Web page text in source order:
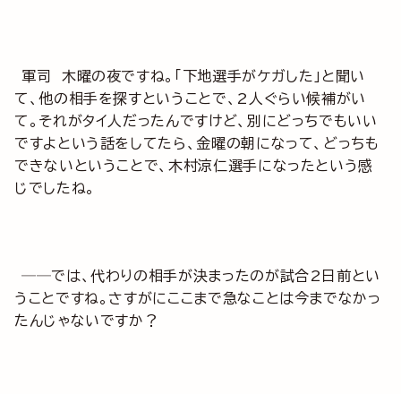
軍司 木曜の夜ですね。「下地選手がケガした」と聞い
て、他の相手を探すということで、2人ぐらい候補がい
て。それがタイ人だったんですけど、別にどっちでもいい
ですよという話をしてたら、金曜の朝になって、どっちも
できないということで、木村涼仁選手になったという感
じでしたね。
──では、代わりの相手が決まったのが試合2日前とい
うことですね。さすがにここまで急なことは今までなかっ
たんじゃないですか？